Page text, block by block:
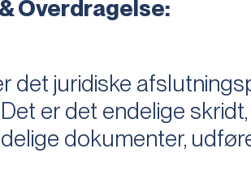
Overdragelse:
det juridiske
er det endelige
dokumenter,